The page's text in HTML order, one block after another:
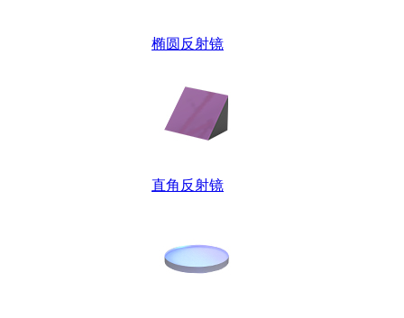
椭圆反射镜
直角反射镜